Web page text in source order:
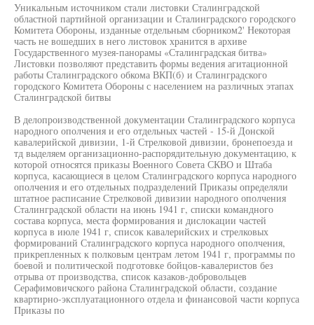
Уникальным источником стали листовки Сталинградской
областной партийной организации и Сталинградского городского
Комитета Обороны, изданные отдельным сборником2' Некоторая
часть не вошедших в него листовок хранится в архиве
Государственного музея-панорамы «Сталинградская битва»
Листовки позволяют представить формы ведения агитационной
работы Сталинградского обкома ВКП(б) и Сталинградского
городского Комитета Обороны с населением на различных этапах
Сталинградской битвы
В делопроизводственной документации Сталинградского корпуса
народного ополчения и его отдельных частей - 15-й Донской
кавалерийской дивизии, 1-й Стрелковой дивизии, бронепоезда и
тд выделяем организационно-распорядительную документацию, к
которой относятся приказы Военного Совета СКВО и Штаба
корпуса, касающиеся в целом Сталинградского корпуса народного
ополчения и его отдельных подразделений Приказы определяли
штатное расписание Стрелковой дивизии народного ополчения
Сталинградской области на июнь 1941 г, списки командного
состава корпуса, места формирования и дислокации частей
корпуса в июле 1941 г, список кавалерийских и стрелковых
формирований Сталинградского корпуса народного ополчения,
прикрепленных к полковым центрам летом 1941 г, программы по
боевой и политической подготовке бойцов-кавалеристов без
отрыва от производства, список казаков-добровольцев
Серафимовичского района Сталинградской области, создание
квартирно-эксплуатационного отдела и финансовой части корпуса
Приказы по